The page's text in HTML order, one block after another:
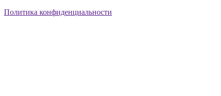
Политика конфиденциальности